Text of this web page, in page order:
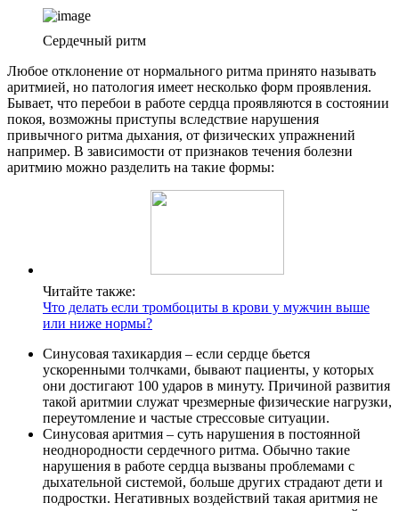
Сердечный ритм
Любое отклонение от нормального ритма принято называть
аритмией, но патология имеет несколько форм проявления.
Бывает, что перебои в работе сердца проявляются в состоянии
покоя, возможны приступы вследствие нарушения
привычного ритма дыхания, от физических упражнений
например. В зависимости от признаков течения болезни
аритмию можно разделить на такие формы:
Читайте также:
Что делать если тромбоциты в крови у мужчин выше
или ниже нормы?
Синусовая тахикардия – если сердце бьется
ускоренными толчками, бывают пациенты, у которых
они достигают 100 ударов в минуту. Причиной развития
такой аритмии служат чрезмерные физические нагрузки,
переутомление и частые стрессовые ситуации.
Синусовая аритмия – суть нарушения в постоянной
неоднородности сердечного ритма. Обычно такие
нарушения в работе сердца вызваны проблемами с
дыхательной системой, больше других страдают дети и
подростки. Негативных воздействий такая аритмия не